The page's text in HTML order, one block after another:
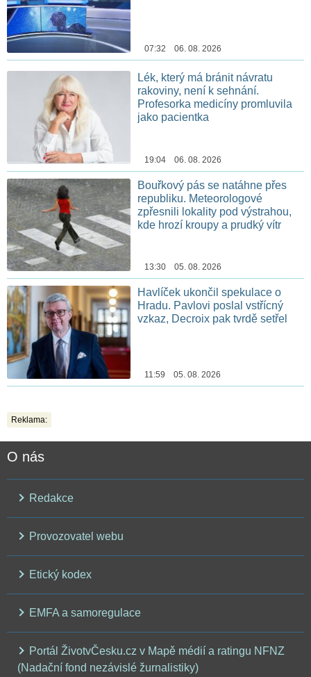
07:32 06. 08. 2026
Lék, který má bránit návratu
rakoviny, není k sehnání.
Profesorka medicíny promluvila
jako pacientka
19:04 06. 08. 2026
Bouřkový pás se natáhne přes
republiku. Meteorologové
zpřesnili lokality pod výstrahou,
kde hrozí kroupy a prudký vítr
13:30 05. 08. 2026
Havlíček ukončil spekulace o
Hradu. Pavlovi poslal vstřícný
vzkaz, Decroix pak tvrdě setřel
11:59 05. 08. 2026
Reklama:
O nás
Redakce
Provozovatel webu
Etický kodex
EMFA a samoregulace
Portál ŽivotvČesku.cz v Mapě médií a ratingu NFNZ
(Nadační fond nezávislé žurnalistiky)